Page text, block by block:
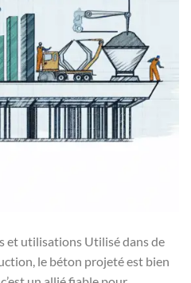
et utilisations Utilisé dans de
le béton projeté est bien